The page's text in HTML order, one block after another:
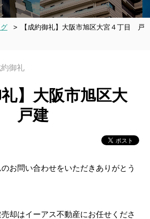
>
【成約御礼】大阪市旭区大宮４丁目 戸
約御礼
礼】大阪市旭区大
戸建
お問い合わせをいただきありがとう
却はイーアス不動産にお任せくださ